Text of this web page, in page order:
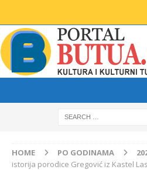
HOME PO GODINAMA
istorija porodice Gregović iz Kastel